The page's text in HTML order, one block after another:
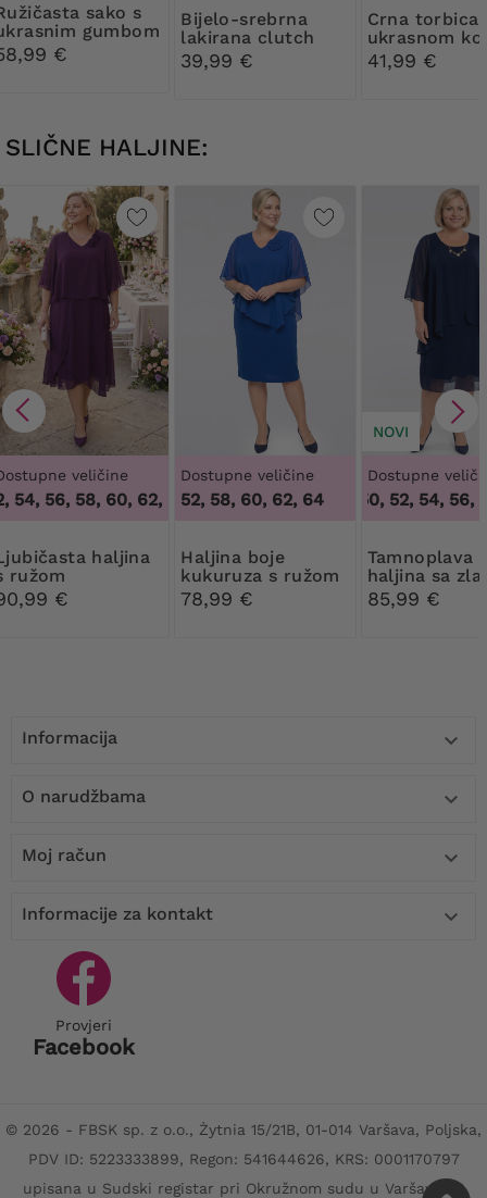
s
gumbom
€
Bijelo-srebrna
lakirana clutch
torbica torbica
39,99 €
Crna torbica s
ukrasnom
41,99 €
SLIČNE HALJINE:
veličine
56, 58, 60, 62, 64 50, 52, 54, 56, 58, 60, 62, 64
ružom
€
Dostupne veličine
52, 58, 60, 62, 64
Haljina boje
kukuruza s ružom
78,99 €
NOVI
Dostupne
48, 50, 52, 54, 56,
Tamnoplava
haljina sa
ukrasima
85,99 €
Informacija 
O narudžbama 
Moj račun 
Informacije za kontakt 
Provjeri
Facebook
© 2026 - FBSK sp. z o.o., Żytnia 15/21B, 01-014 Varšava, Poljska,
PDV ID: 5223333899, Regon: 541644626, KRS: 0001170797
upisana u Sudski registar pri Okružnom sudu u Varšavi, XII